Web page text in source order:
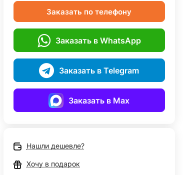
Заказать по телефону
Заказать в WhatsApp
Заказать в Telegram
Заказать в Max
Нашли дешевле?
Хочу в подарок